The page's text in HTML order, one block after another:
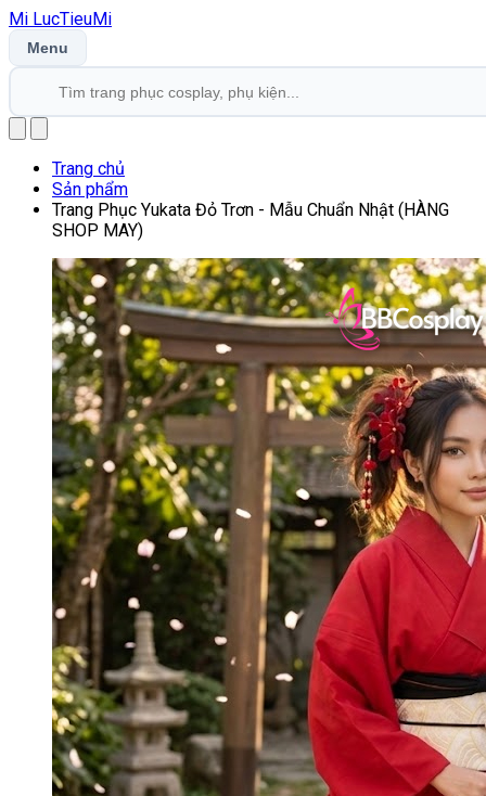
Mi LucTieuMi
Menu
Trang chủ
Sản phẩm
Trang Phục Yukata Đỏ Trơn - Mẫu Chuẩn Nhật (HÀNG
SHOP MAY)